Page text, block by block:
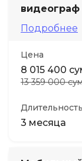
видеограф
Подробнее
Цена
8 015 400
13 359 000
Длительность
3 месяца